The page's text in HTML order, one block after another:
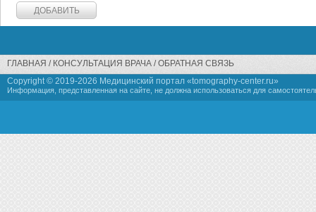
ГЛАВНАЯ КОНСУЛЬТАЦИЯ ВРАЧА
ОБРАТНАЯ СВЯЗЬ
Copyright © 2019-2026 Медицинский портал «tomography-center.ru»
Информация, представленная на сайте, не должна использоваться для